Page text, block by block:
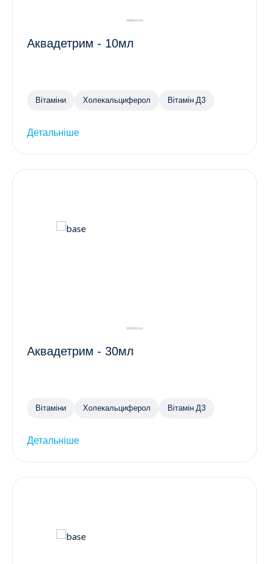
Аквадетрим - 10мл
Вітаміни Холекальциферол Вітамін Д3
Детальніше
Аквадетрим - 30мл
Вітаміни Холекальциферол Вітамін Д3
Детальніше